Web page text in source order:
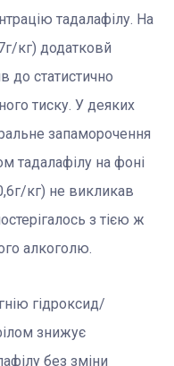
тадалафілу. На
кг) додатковй
до статистично
тиску. У деяких
запаморочення
тадалафілу на фоні
кг) не викликав
з тією ж
алкоголю.
гідроксид/
знижує
без зміни